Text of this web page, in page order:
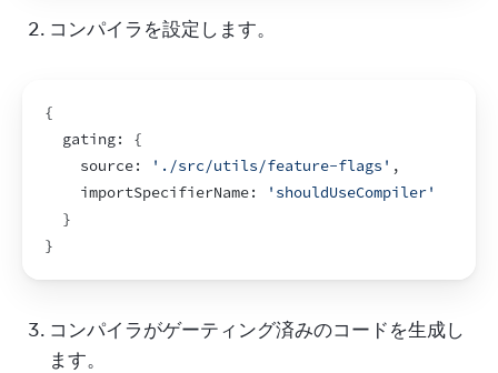
コンパイラを設定します。
{
  gating
:
{
    source
: './src/utils/feature-flags' ,
importSpecifierName:
'shouldUseCompiler'
}
}
コンパイラがゲーティング済みのコードを生成し
ます。